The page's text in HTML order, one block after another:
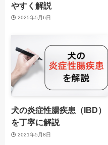
やすく解説
2025年5月6日
犬の炎症性腸疾患（IBD）
を丁寧に解説
2021年5月8日